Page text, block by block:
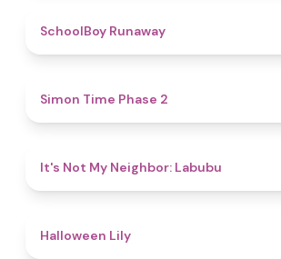
SchoolBoy Runaway
Simon Time Phase 2
It's Not My Neighbor: Labubu
Halloween Lily